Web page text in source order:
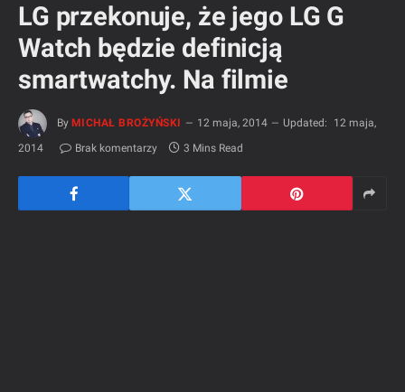
LG przekonuje, że jego LG G
Watch będzie definicją
smartwatchy. Na filmie
By MICHAŁ BROŻYŃSKI 12 maja, 2014 Updated:
12 maja,
2014
Brak komentarzy 3 Mins Read